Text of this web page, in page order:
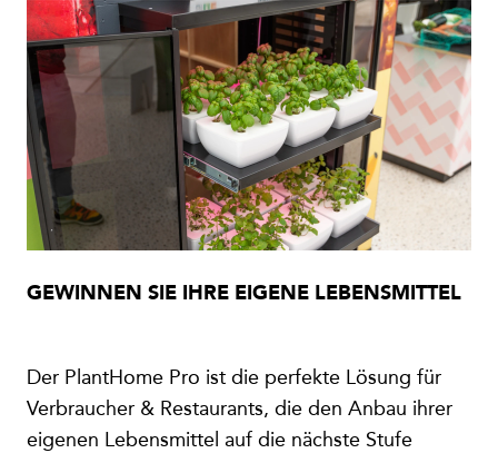
GEWINNEN SIE IHRE EIGENE LEBENSMITTEL
Der PlantHome Pro ist die perfekte Lösung für
Verbraucher & Restaurants, die den Anbau ihrer
eigenen Lebensmittel auf die nächste Stufe